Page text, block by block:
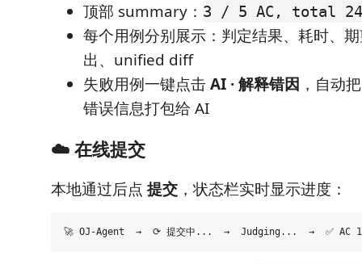
顶部 summary： 3 / 5 AC, total
每个用例分别展示：判定结果、耗时、
出、unified diff
失败用例一键点击AI · 解释错因 ，自动
错误信息打包给 AI
☁️ 在线提交
本地通过后点 提交 ，状态栏实时显示进度：